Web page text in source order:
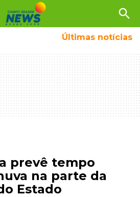
search
Últimas notícias
prevê tempo
na parte da
Estado